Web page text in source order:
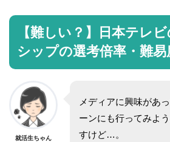
【難しい？】日本テレ
シップの選考倍率・難
就活生ちゃん
メディアに興味があ
ーンにも行ってみよ
すけど…。